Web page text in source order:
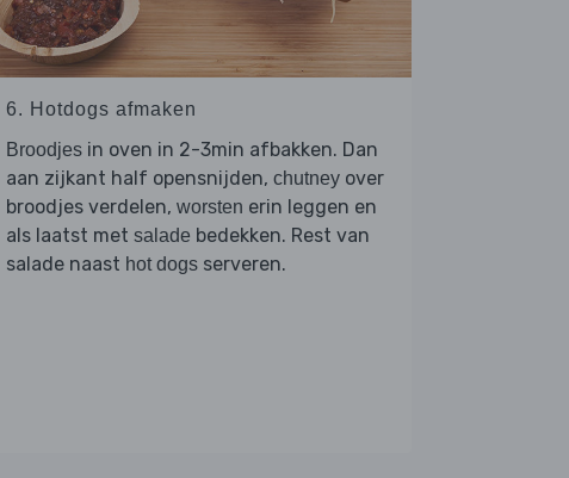
6. Hotdogs afmaken
Broodjes in oven in 2-3min afbakken. Dan
aan zijkant half opensnijden, chutney over
broodjes verdelen, worsten erin leggen en
als laatst met salade bedekken. Rest van
salade naast hot dogs serveren.